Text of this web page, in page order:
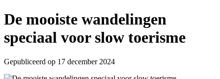
De mooiste wandelingen
speciaal voor slow toerisme
Gepubliceerd op 17 december 2024